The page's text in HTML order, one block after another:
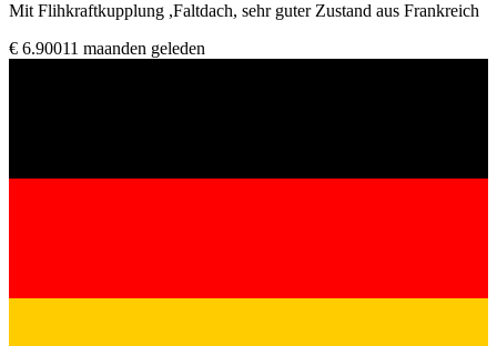
Mit Flihkraftkupplung ,Faltdach, sehr guter Zustand aus Frankreich
€ 6.90011 maanden geleden